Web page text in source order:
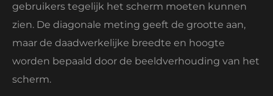
gebruikers tegelijk het scherm moeten kunnen
zien. De diagonale meting geeft de grootte aan,
maar de daadwerkelijke breedte en hoogte
worden bepaald door de beeldverhouding van het
scherm.